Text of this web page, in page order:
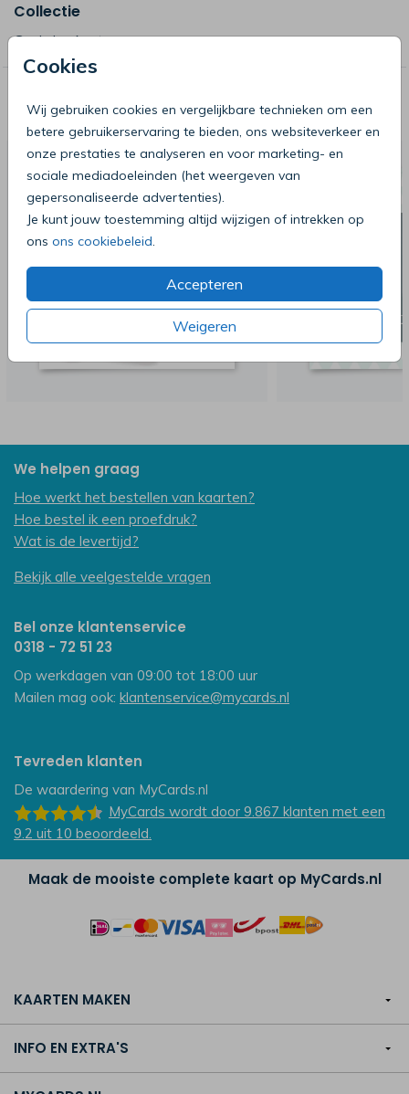
Cookies
Wij gebruiken cookies en vergelijkbare technieken om een
betere gebruikerservaring te bieden, ons websiteverkeer en
onze prestaties te analyseren en voor marketing- en
sociale mediadoeleinden (het weergeven van
gepersonaliseerde advertenties).
Je kunt jouw toestemming altijd wijzigen of intrekken op
ons ons cookiebeleid
Accepteren
Weigeren
Collectie
Gezin by Anet
Deze producten zijn wellicht ook iets
voor je
We helpen graag
Hoe werkt het bestellen van kaarten?
Hoe bestel ik een proefdruk?
Wat is de levertijd?
Bekijk alle veelgestelde vragen
Bel onze klantenservice
0318 - 72 51 23
Op werkdagen van 09:00 tot 18:00 uur
Mailen mag ook: klantenservice@mycards.nl
Tevreden klanten
De waardering van MyCards.nl
MyCards wordt door 9.867 klanten met een
9.2 uit 10 beoordeeld.
Maak de mooiste complete kaart op MyCards.nl
KAARTEN MAKEN
INFO EN EXTRA'S